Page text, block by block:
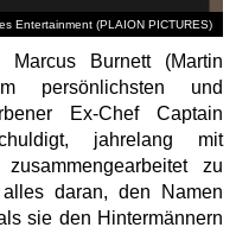
Entertainment (PLAION PICTURES)
Burnett (Martin
persönlichsten und
Ex-Chef Captain
jahrelang mit
zu
daran, den Namen
sie den Hintermännern